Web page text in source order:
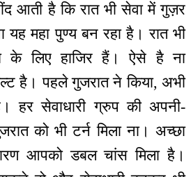
आती है कि रात भी सेवा में गुज़र
यह महा पुण्य बन रहा है। रात भी
के लिए हाजिर हैं। ऐसे है ना
है। पहले गुजरात ने किया, अभी
हर सेवाधारी ग्रुप की अपनी-
को भी टर्न मिला ना। अच्छा
आपको डबल चांस मिला है।